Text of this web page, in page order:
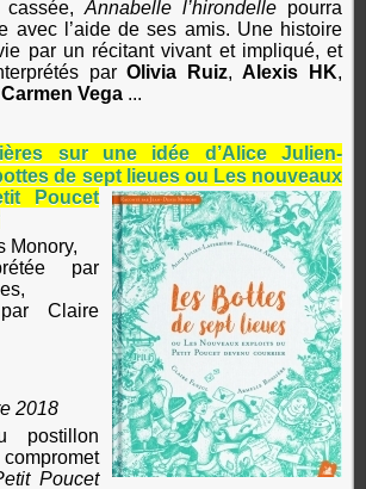
Annabelle l’hirondelle pourra
avec l’aide de ses amis. Une histoire
par un récitant vivant et impliqué, et
parOlivia Ruiz,Alexis HK,
Carmen Vega ...
sur une idée d’Alice Julien-
de sept lieues ou Les nouveaux
Poucet
Monory,
par
Claire
2018
postillon
Poucet